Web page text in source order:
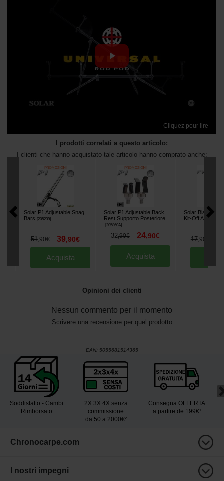
Cliquez pour lire
I prodotti correlati a questo articolo:
I clienti che hanno acquistato tale articolo hanno comprato anche:
Solar P1 Adjustable Snag
Bars
[205239]
51,90€ 39,90€
Acquista
Solar P1 Adjustable Back
Rest Supporto Posteriore
[205860A]
32,90€ 24,90€
Acquista
Solar Black-Lite
Kit-Off
17,90
Opinioni dei clienti
Nessun commento per il momento
Scrivere una recensione per quel prodotto
EAN: 5055681514365
Soddisfatto - Cambi
Rimborsato
2X 3X 4X senza
commissione
da 50 a 2000€²
Consegna OFFERTA
a partire de 199€¹
Chronocarpe.com
I nostri impegni